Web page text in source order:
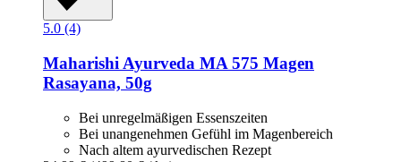
5.0 (4)
Maharishi Ayurveda MA 575 Magen
Rasayana, 50g
Bei unregelmäßigen Essenszeiten
Bei unangenehmen Gefühl im Magenbereich
Nach altem ayurvedischen Rezept